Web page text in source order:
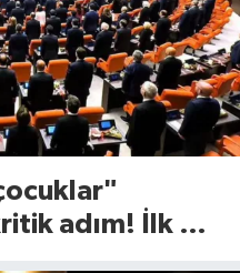
adım! İlk 2